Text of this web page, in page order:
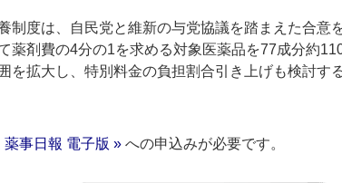
制度は、自民党と維新の与党協議を踏まえた合意
薬剤費の4分の1を求める対象医薬品を77成分約
を拡大し、特別料金の負担割合引き上げも検討す
薬事日報 電子版 » への申込みが必要です。